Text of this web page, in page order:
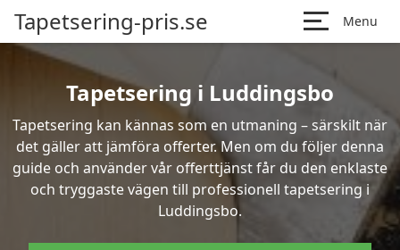
Tapetsering-pris.se Menu
Tapetsering i Luddingsbo
Tapetsering kan kännas som en utmaning – särskilt när
det gäller att jämföra offerter. Men om du följer denna
guide och använder vår offerttjänst får du den enklaste
och tryggaste vägen till professionell tapetsering i
Luddingsbo.